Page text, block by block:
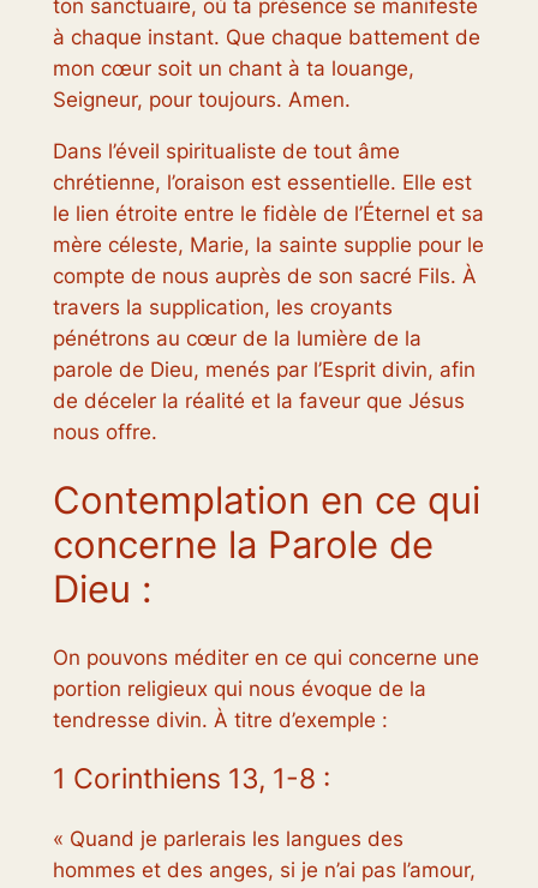
ton sanctuaire, où ta présence se manifeste
à chaque instant. Que chaque battement de
mon cœur soit un chant à ta louange,
Seigneur, pour toujours. Amen.
Dans l’éveil spiritualiste de tout âme
chrétienne, l’oraison est essentielle. Elle est
le lien étroite entre le fidèle de l’Éternel et sa
mère céleste, Marie, la sainte supplie pour le
compte de nous auprès de son sacré Fils. À
travers la supplication, les croyants
pénétrons au cœur de la lumière de la
parole de Dieu, menés par l’Esprit divin, afin
de déceler la réalité et la faveur que Jésus
nous offre.
Contemplation en ce qui
concerne la Parole de
Dieu :
On pouvons méditer en ce qui concerne une
portion religieux qui nous évoque de la
tendresse divin. À titre d’exemple :
1 Corinthiens 13, 1-8 :
« Quand je parlerais les langues des
hommes et des anges, si je n’ai pas l’amour,